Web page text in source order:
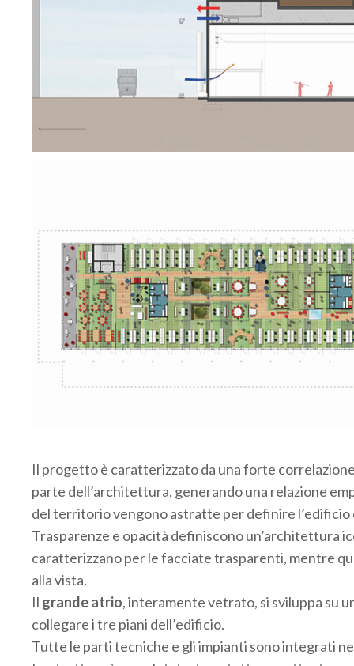
Il progetto è caratterizzato da una forte
parte dell’architettura, generando una relazione
del territorio vengono astratte per definire l’edificio
Trasparenze e opacità definiscono un’architettura
caratterizzano per le facciate trasparenti, mentre
alla vista.
Il grande atrio, interamente vetrato, si sviluppa su
collegare i tre piani dell’edificio.
Tutte le parti tecniche e gli impianti sono integrati